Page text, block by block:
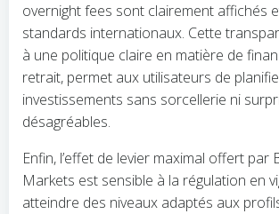
overnight fees sont clairement affichés
standards internationaux. Cette
à une politique claire en matière de
retrait, permet aux utilisateurs de
investissements sans sorcellerie ni
désagréables.
Enfin, l’effet de levier maximal offert par
Markets est sensible à la régulation en
atteindre des niveaux adaptés aux